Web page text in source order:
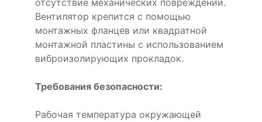
отсутствие механических повреждений.
Вентилятор крепится с помощью
монтажных фланцев или квадратной
монтажной пластины с использованием
виброизолирующих прокладок.
Требования безопасности:
Рабочая температура окружающей